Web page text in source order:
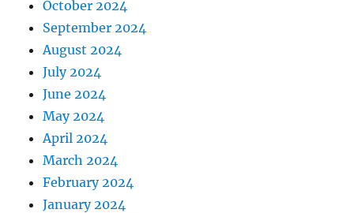
October 2024
September 2024
August 2024
July 2024
June 2024
May 2024
April 2024
March 2024
February 2024
January 2024